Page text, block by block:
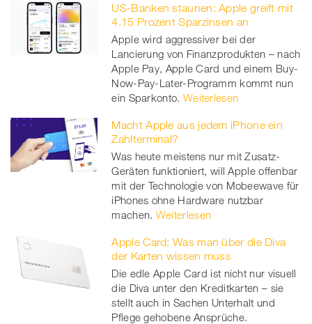
US-Banken staunen: Apple greift mit
4.15 Prozent Sparzinsen an
Apple wird aggressiver bei der
Lancierung von Finanzprodukten – nach
Apple Pay, Apple Card und einem Buy-
Now-Pay-Later-Programm kommt nun
ein Sparkonto. Weiterlesen
Macht Apple aus jedem iPhone ein
Zahlterminal?
Was heute meistens nur mit Zusatz-
Geräten funktioniert, will Apple offenbar
mit der Technologie von Mobeewave für
iPhones ohne Hardware nutzbar
machen. Weiterlesen
Apple Card: Was man über die Diva
der Karten wissen muss
Die edle Apple Card ist nicht nur visuell
die Diva unter den Kreditkarten – sie
stellt auch in Sachen Unterhalt und
Pflege gehobene Ansprüche.